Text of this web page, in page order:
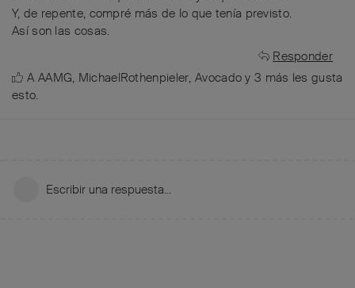
Y, de repente, compré más de lo que tenía previsto.
Así son las cosas.
Responder
A AAMG, MichaelRothenpieler,Avocado y3 más les gusta
esto.
Escribir una respuesta...